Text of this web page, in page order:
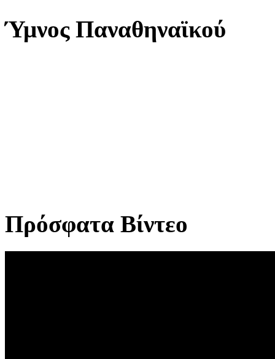
Ύμνος Παναθηναϊκού
Πρόσφατα Βίντεο